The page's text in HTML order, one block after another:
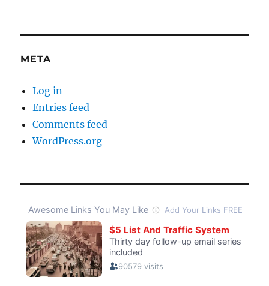
META
Log in
Entries feed
Comments feed
WordPress.org